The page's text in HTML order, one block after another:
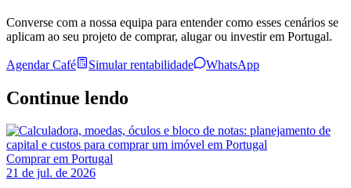
Converse com a nossa equipa para entender como esses cenários se
aplicam ao seu projeto de comprar, alugar ou investir em Portugal.
Agendar Café Simular rentabilidade WhatsApp
Continue lendo
Comprar em Portugal
21 de jul. de 2026